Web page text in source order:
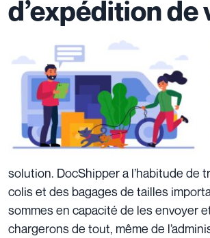
d’expédition de
solution. DocShipper a l’habitude de
colis et des bagages de tailles
sommes en capacité de les envoyer
chargerons de tout, même de